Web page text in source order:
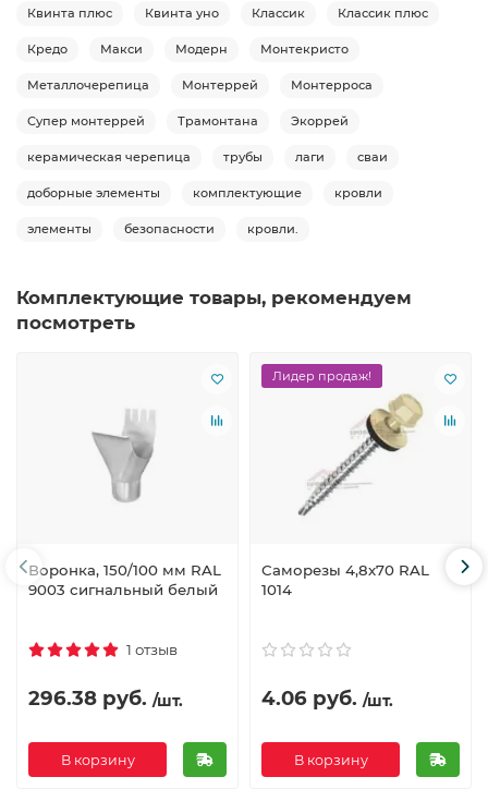
Квинта плюс Квинта уно Классик Классик плюс
Кредо Макси Модерн Монтекристо
Металлочерепица Монтеррей Монтерроса
Супер монтеррей Трамонтана Экоррей
керамическая черепица трубы лаги сваи
доборные элементы комплектующие кровли
элементы безопасности кровли.
Комплектующие товары, рекомендуем
посмотреть
Воронка, 150/100 мм RAL
9003 сигнальный белый
1 отзыв
296.38 руб. /шт.
В корзину
Лидер продаж!
Саморезы 4,8х70 RAL
1014
4.06 руб. /шт.
В корзину